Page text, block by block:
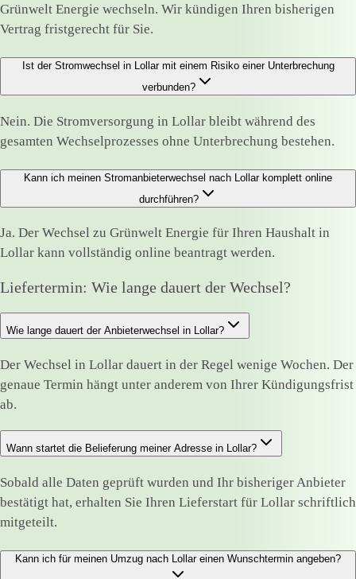
Grünwelt Energie wechseln. Wir kündigen Ihren bisherigen
Vertrag fristgerecht für Sie.
Ist der Stromwechsel in Lollar mit einem Risiko einer Unterbrechung
verbunden?
Nein. Die Stromversorgung in Lollar bleibt während des
gesamten Wechselprozesses ohne Unterbrechung bestehen.
Kann ich meinen Stromanbieterwechsel nach Lollar komplett online
durchführen?
Ja. Der Wechsel zu Grünwelt Energie für Ihren Haushalt in
Lollar kann vollständig online beantragt werden.
Liefertermin: Wie lange dauert der Wechsel?
Wie lange dauert der Anbieterwechsel in Lollar?
Der Wechsel in Lollar dauert in der Regel wenige Wochen. Der
genaue Termin hängt unter anderem von Ihrer Kündigungsfrist
ab.
Wann startet die Belieferung meiner Adresse in Lollar?
Sobald alle Daten geprüft wurden und Ihr bisheriger Anbieter
bestätigt hat, erhalten Sie Ihren Lieferstart für Lollar schriftlich
mitgeteilt.
Kann ich für meinen Umzug nach Lollar einen Wunschtermin angeben?